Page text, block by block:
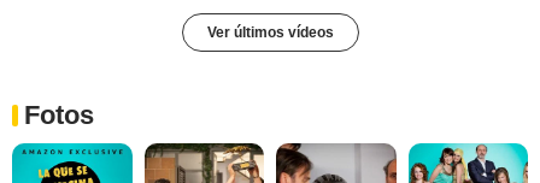
Ver últimos vídeos
Fotos